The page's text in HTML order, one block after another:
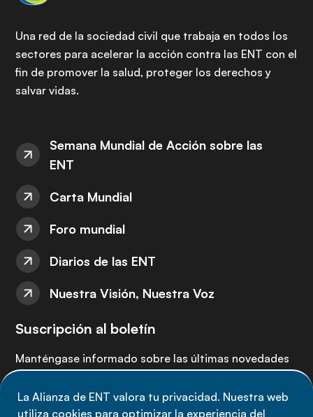
La Alianza de ENT valora tu privacidad. Nuestra web
utiliza cookies para optimizar la experiencia del
Una red de la sociedad civil que trabaja en todos los
sectores para acelerar la acción contra las ENT con el
fin de promover la salud, proteger los derechos y
salvar vidas.
Semana Mundial de Acción sobre las
ENT
Carta Mundial
Foro mundial
Diarios de las ENT
Nuestra Visión, Nuestra Voz
Suscripción al boletín
Manténgase informado sobre las últimas novedades